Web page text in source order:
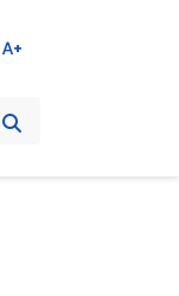
text_increase